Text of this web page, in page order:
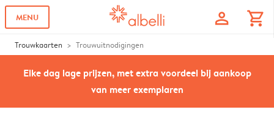
MENU profile shopping_cart
Trouwkaarten Trouwuitnodigingen
Elke dag lage prijzen, met extra voordeel bij aankoop
van meer exemplaren